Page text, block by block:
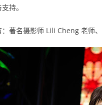
持。
著名摄影师 Lili Cheng 老师